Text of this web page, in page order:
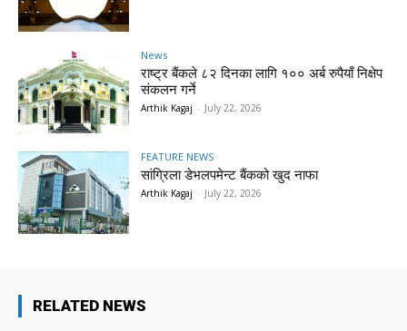
News
राष्ट्र बैंकले ८२ दिनका लागि १०० अर्ब रुपैयाँ निक्षेप
संकलन गर्ने
Arthik Kagaj - July 22, 2026
FEATURE NEWS
सांग्रिला डेभलपमेन्ट बैंकको खुद नाफा
Arthik Kagaj - July 22, 2026
RELATED NEWS